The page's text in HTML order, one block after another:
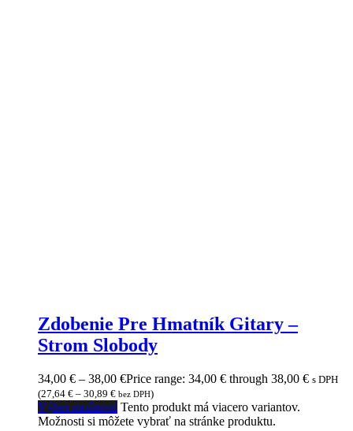
Zdobenie Pre Hmatník Gitary –
Strom Slobody
34,00 € – 38,00 €Price range: 34,00 € through 38,00 € s DPH
(27,64 € – 30,89 € bez DPH)
Výber možností Tento produkt má viacero variantov.
Možnosti si môžete vybrať na stránke produktu.